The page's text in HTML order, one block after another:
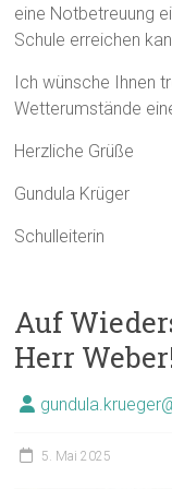
eine Notbetreuung
Schule erreichen
Ich wünsche Ihnen
Wetterumstände
Herzliche Grüße
Gundula Krüger
Schulleiterin
Auf
Herr
5. Mai 2025